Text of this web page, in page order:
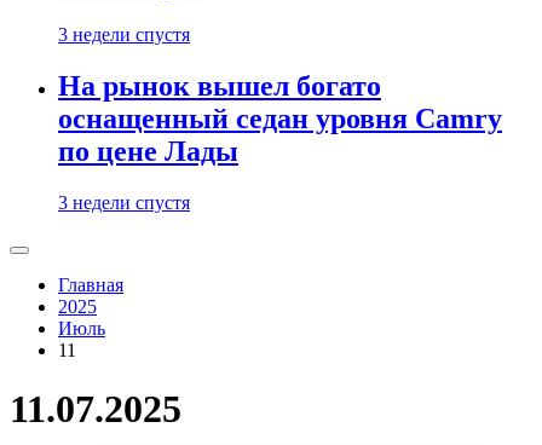
3 недели спустя
На рынок вышел богато
оснащенный седан уровня Camry
по цене Лады
3 недели спустя
Главная
2025
Июль
11
11.07.2025